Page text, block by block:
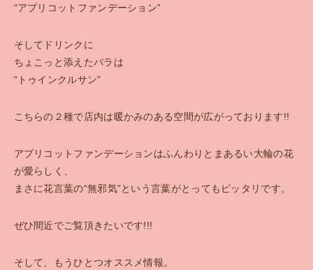
“アプリコットファンデーション”
そしてドリンクに
ちょこっと添えたバラは
“トゥインクルサン”
こちらの２種で店内は暖かみのある空間が広がっております!!
アプリコットファンデーションはふんわりとまあるい大輪の花
が愛らしく、
まさに花言葉の“無邪気”という言葉がとってもピッタリです。
ぜひ間近でご覧頂きたいです!!!
そして、もうひとつオススメ情報。